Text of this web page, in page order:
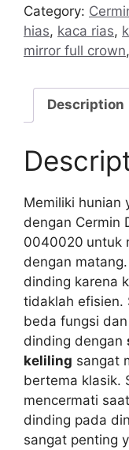
Category:
hias, kaca rias,
mirror full crown,
Description
Memiliki hunian
dengan Cermin
0040020 untuk
dengan
dinding karena
tidaklah efisien.
beda fungsi
dinding dengan
keliling sangat
bertema klasik.
mencermati
dinding pada
sangat penting